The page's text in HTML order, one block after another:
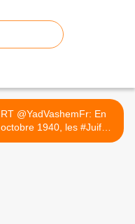
RT @YadVashemFr: En
octobre 1940, les #Juifs
de... >